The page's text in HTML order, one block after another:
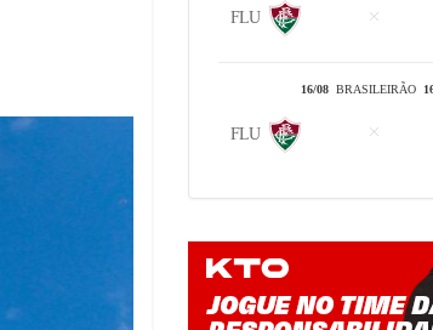
FLU
16/08 BRASILEIRÃO
FLU